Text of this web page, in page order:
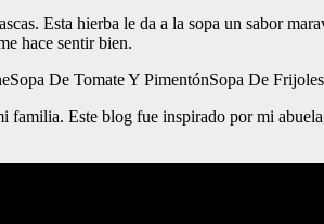
Esta hierba le da a la sopa un sabor
hace sentir bien.
De Tomate Y PimentónSopa De
Este blog fue inspirado por mi